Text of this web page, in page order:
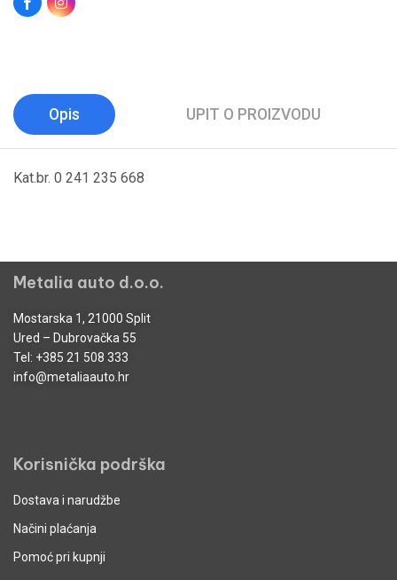
Opis UPIT O PROIZVODU
Kat.br. 0 241 235 668
Metalia auto d.o.o.
Mostarska 1, 21000 Split
Ured – Dubrovačka 55
Tel: +385 21 508 333
info@metaliaauto.hr
Korisnička podrška
Dostava i narudžbe
Načini plaćanja
Pomoć pri kupnji